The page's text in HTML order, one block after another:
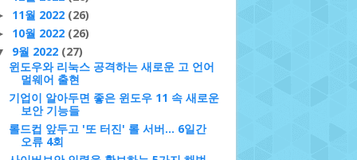
11월 2022 (26)
10월 2022 (26)
9월 2022 (27)
윈도우와 리눅스 공격하는 새로운 고 언어
멀웨어 출현
기업이 알아두면 좋은 윈도우 11 속 새로운
보안 기능들
롤드컵 앞두고 '또 터진' 롤 서버... 6일간
오류 4회